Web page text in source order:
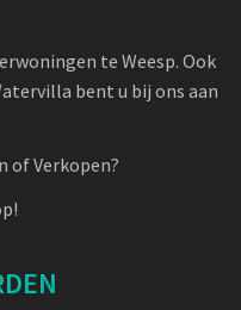
te Weesp. Ook
bent u bij ons aan
of Verkopen?